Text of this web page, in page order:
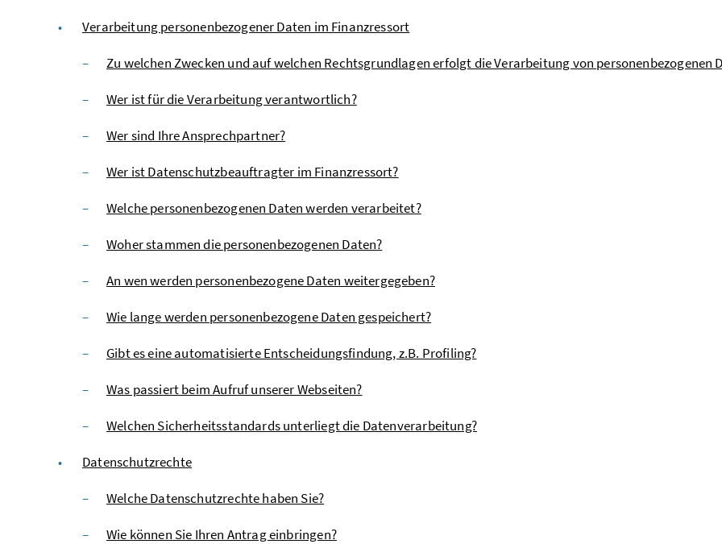
Verarbeitung personenbezogener Daten im Finanzressort
Zu welchen Zwecken und auf welchen Rechtsgrundlagen erfolgt die Verarbeitung von personenbezogenen
Wer ist für die Verarbeitung verantwortlich?
Wer sind Ihre Ansprechpartner?
Wer ist Datenschutzbeauftragter im Finanzressort?
Welche personenbezogenen Daten werden verarbeitet?
Woher stammen die personenbezogenen Daten?
An wen werden personenbezogene Daten weitergegeben?
Wie lange werden personenbezogene Daten gespeichert?
Gibt es eine automatisierte Entscheidungsfindung, z.B. Profiling?
Was passiert beim Aufruf unserer Webseiten?
Welchen Sicherheitsstandards unterliegt die Datenverarbeitung?
Datenschutzrechte
Welche Datenschutzrechte haben Sie?
Wie können Sie Ihren Antrag einbringen?